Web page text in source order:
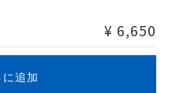
¥ 6,650
に追加